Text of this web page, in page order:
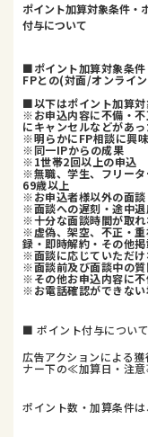
ポイント加算対象条件・
付与について
■ポイント加算対象条件
FPとの(対面/オンライ
■以下はポイント加算対
※お申込内容に不備・
にキャンセルなどがあ
※明らかにFP相談に興
※同一IPからの成果
※1世帯2回以上の申込
※無職、学生、フリータ
69歳以上
※お申込者様以外の面談
※面談への遅刻・途中退
※十分な面談時間が取
※虚偽、架空、不正・
録・即時解約・その他
※面談に応じていただけ
※面談前及び面談中の質
※その他お申込内容に不
※お電話確認ができない
■ ポイント付与について
広告アクションによる
ナー下の≪加算日・注意
ポイント数・加算条件は